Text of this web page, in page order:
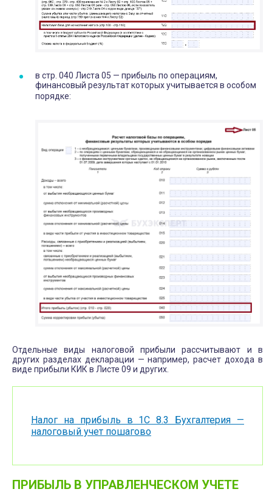
в стр. 040 Листа 05 — прибыль по операциям,
финансовый результат которых учитывается в особом
порядке:
Отдельные виды налоговой прибыли рассчитывают и в
других разделах декларации — например, расчет дохода в
виде прибыли КИК в Листе 09 и других.
Налог на прибыль в 1С 8.3 Бухгалтерия —
налоговый учет пошагово
ПРИБЫЛЬ В УПРАВЛЕНЧЕСКОМ УЧЕТЕ